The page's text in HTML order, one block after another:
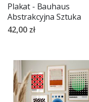
Plakat - Bauhaus
Abstrakcyjna Sztuka
42,00 zł